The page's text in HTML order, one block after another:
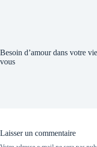
Besoin d’amour dans votre
vous
Laisser un commentaire